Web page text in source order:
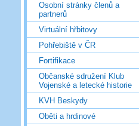
Osobní stránky členů a
partnerů
Virtuální hřbitovy
Pohřebiště v ČR
Fortifikace
Občanské sdružení Klub
Vojenské a letecké historie
KVH Beskydy
Oběti a hrdinové